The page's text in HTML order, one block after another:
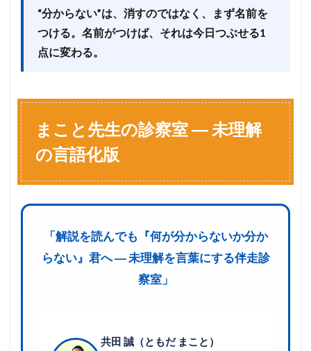
“分からない”は、消すのではなく、まず名前を
つける。名前がつけば、それは今日つぶせる1
点に変わる。
まこと先生の診察室 ― 未理解
の言語化版
「解説を読んでも『何が分からないか分か
らない』君へ ― 未理解を言葉にする伴走診
察室」
共田 誠（ともだ まこと）